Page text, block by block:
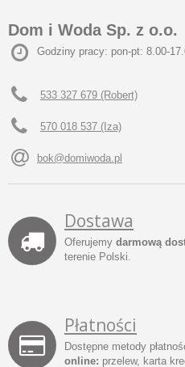
Dom i Woda Sp. z o.o.
Godziny pracy: pon-pt: 8.00-
533 327 679 (Robert)
570 018 537 (Iza)
bok@domiwoda.pl
Dostawa
Oferujemy darmową
terenie Polski.
Płatności
Dostępne metody
online: przelew, karta